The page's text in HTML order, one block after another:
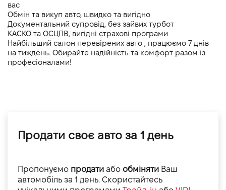
вас
Обмін та викуп авто, швидко та вигідно
Документальний супровід, без зайвих турбот
КАСКО та ОСЦПВ, вигідні страхові програми
Найбільший салон перевірених авто , працюємо 7 днів
на тиждень. Обирайте надійність та комфорт разом із
професіоналами!
Продати своє авто за 1 день
Пропонуємо продати або обміняти Ваш
автомобіль за 1 день. Скористайтесь